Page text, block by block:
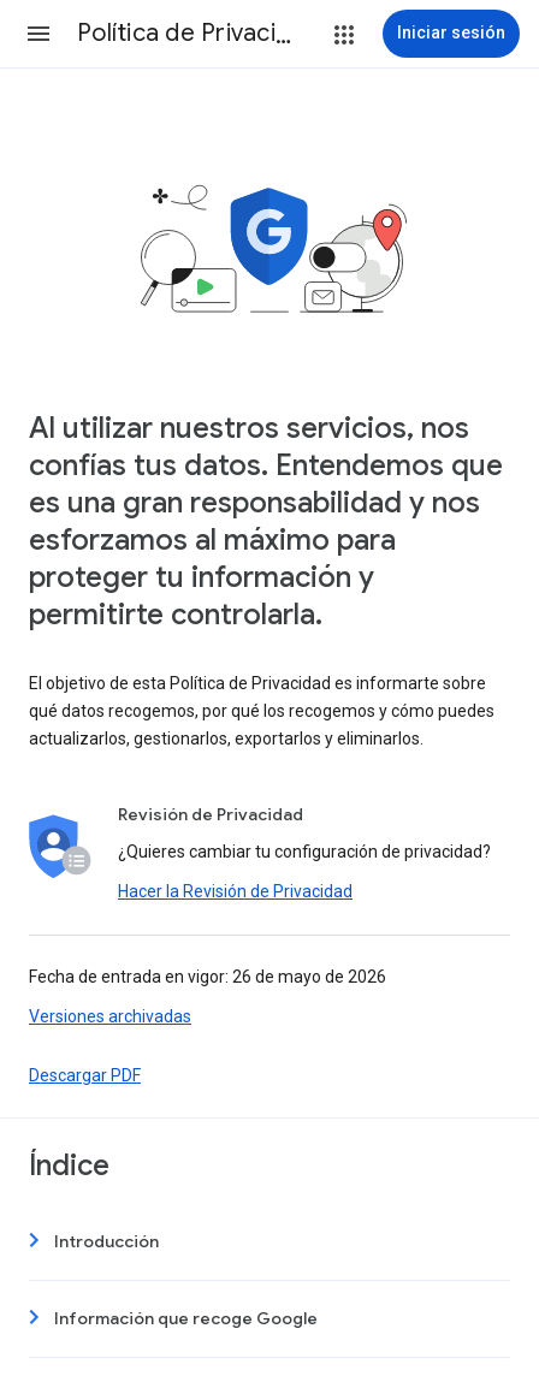
Política de Privacidad Iniciar sesión
Al utilizar nuestros servicios, nos
confías tus datos. Entendemos que
es una gran responsabilidad y nos
esforzamos al máximo para
proteger tu información y
permitirte controlarla.
El objetivo de esta Política de Privacidad es informarte sobre
qué datos recogemos, por qué los recogemos y cómo puedes
actualizarlos, gestionarlos, exportarlos y eliminarlos.
Revisión de Privacidad
¿Quieres cambiar tu configuración de privacidad?
Hacer la Revisión de Privacidad
Fecha de entrada en vigor: 26 de mayo de 2026
Versiones archivadas
Descargar PDF
Índice
Introducción
Información que recoge Google